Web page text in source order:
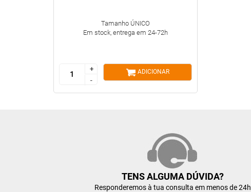
Tamanho ÚNICO
Em stock, entrega em 24-72h
+
-
+
-
ADICIONAR
TENS ALGUMA DÚVIDA?
Responderemos à tua consulta em menos de 24h